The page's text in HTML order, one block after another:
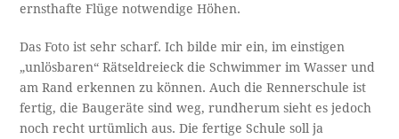
ernsthafte Flüge notwendige Höhen.
Das Foto ist sehr scharf. Ich bilde mir ein, im einstigen
„unlösbaren“ Rätseldreieck die Schwimmer im Wasser und
am Rand erkennen zu können. Auch die Rennerschule ist
fertig, die Baugeräte sind weg, rundherum sieht es jedoch
noch recht urtümlich aus. Die fertige Schule soll ja